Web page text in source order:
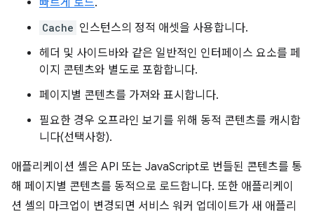
Cache 인스턴스의 정적 애셋을 사용합니다.
헤더 및 사이드바와 같은 일반적인 인터페이스 요소를 페
이지 콘텐츠와 별도로 포함합니다.
페이지별 콘텐츠를 가져와 표시합니다.
필요한 경우 오프라인 보기를 위해 동적 콘텐츠를 캐시합
니다(선택사항).
애플리케이션 셸은 API 또는 JavaScript로 번들된 콘텐츠를 통
해 페이지별 콘텐츠를 동적으로 로드합니다. 또한 애플리케이
션 셸의 마크업이 변경되면 서비스 워커 업데이트가 새 애플리